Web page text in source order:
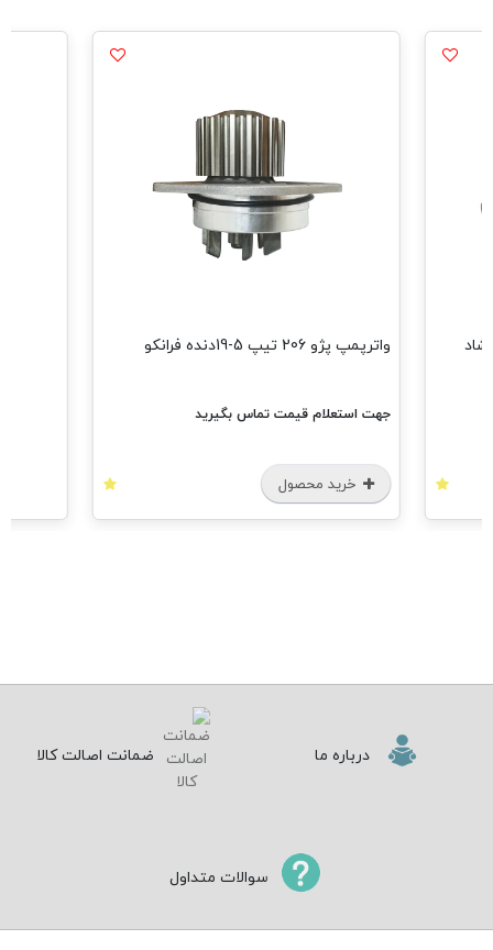
دو سرگشاد واترپمپ پژو 206 تیپ 5-19دنده فرانکو
جهت استعلام قیمت تماس بگیرید
خرید محصول
درباره ما ضمانت اصالت کالا
سوالات متداول